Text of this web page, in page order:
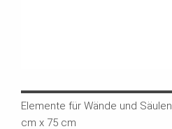
Elemente für Wände und
cm x 75 cm